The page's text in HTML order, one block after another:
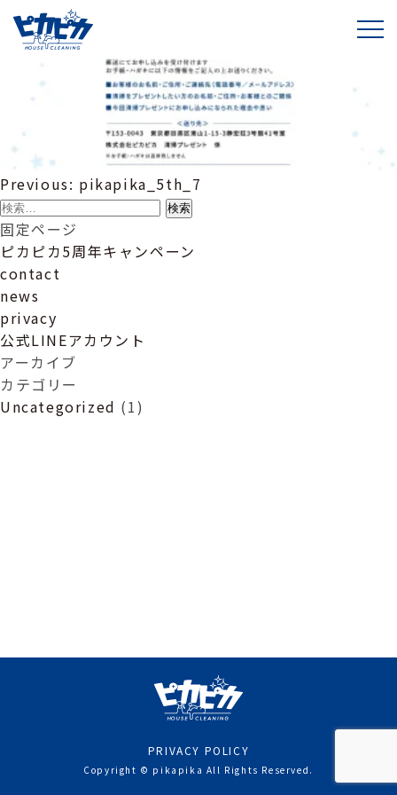
pikapika_5th_7
投
稿
ナ
ビ
ゲ
ー
シ
ョ
ン
Previous: pikapika_5th_7
検
索:
固定ページ
ピカピカ5周年キャンペーン
contact
news
privacy
公式LINEアカウント
アーカイブ
カテゴリー
Uncategorized (1)
PRIVACY POLICY
Copyright © pikapika All Rights Reserved.